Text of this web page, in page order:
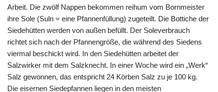
Arbeit. Die zwölf Nappen bekommen reihum vom Bornmeister
ihre Sole (Suln = eine Pfannenfüllung) zugeteilt. Die Bottiche der
Siedehütten werden von außen befüllt. Der Soleverbrauch
richtet sich nach der Pfannengröße, die während des Siedens
viermal beschickt wird. In den Siedehütten arbeitet der
Salzwirker mit dem Salzknecht. In einer Woche wird ein „Werk“
Salz gewonnen, das entspricht 24 Körben Salz zu je 100 kg.
Die eisernen Siedepfannen liegen in den meisten